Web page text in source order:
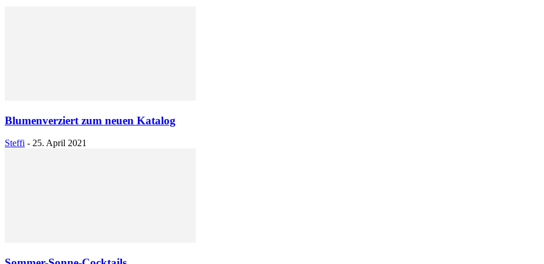
Blumenverziert zum neuen Katalog
Steffi - 25. April 2021